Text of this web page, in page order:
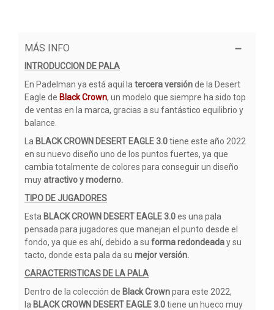
MÁS INFO
INTRODUCCION DE PALA
En Padelman ya está aquí la tercera versiónde la Desert
Eagle de Black Crown, un modelo que siempre ha sido top
de ventas en la marca, gracias a su fantástico equilibrio y
balance.
La BLACK CROWN DESERT EAGLE 3.0tiene este año 2022
en su nuevo diseño uno de los puntos fuertes, ya que
cambia totalmente de colores para conseguir un diseño
muyatractivo y moderno.
TIPO DE JUGADORES
Esta BLACK CROWN DESERT EAGLE 3.0es una pala
pensada para jugadores que manejan el punto desde el
fondo, ya que es ahí, debido a su forma redondeaday su
tacto, donde esta pala da su mejor versión.
CARACTERISTICAS DE LA PALA
Dentro de la colección de Black Crownpara este 2022,
la BLACK CROWN DESERT EAGLE 3.0tiene un hueco muy